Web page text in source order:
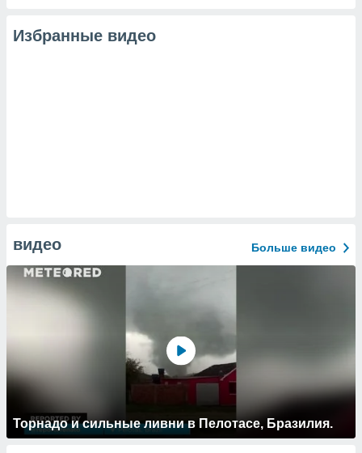
Избранные видео
видео Больше видео
Торнадо и сильные ливни в Пелотасе, Бразилия.